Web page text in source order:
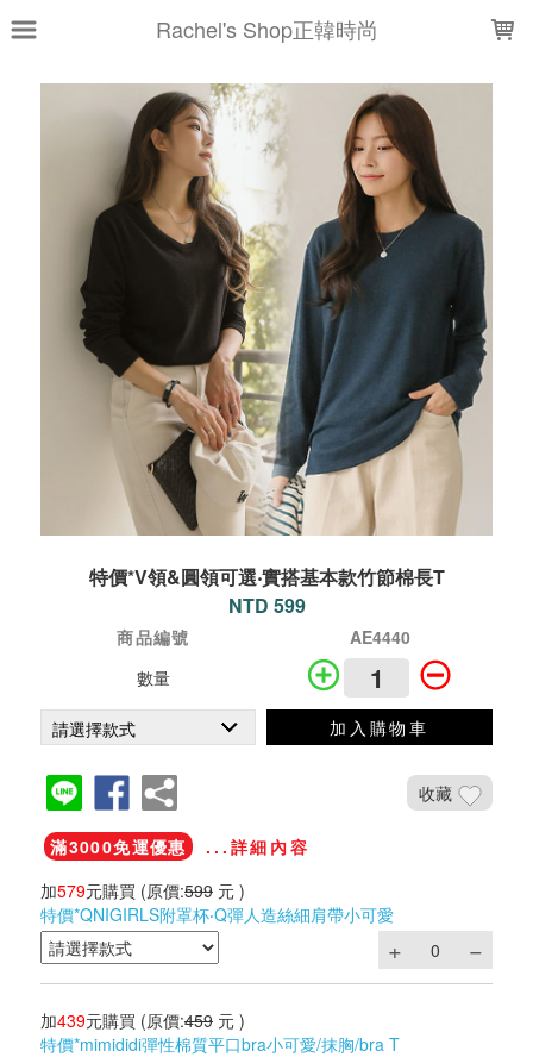
Rachel's Shop正韓時尚
特價*V領&圓領可選‧實搭基本款竹節棉長T
NTD 599
商品編號
AE4440
數量
加入購物車
收藏
滿3000免運優惠
...詳細內容
加579元購買 (原價:599 元 )
特價*QNIGIRLS附罩杯‧Q彈人造絲細肩帶小可愛
加439元購買 (原價:459 元 )
特價*mimididi彈性棉質平口bra小可愛/抹胸/bra T